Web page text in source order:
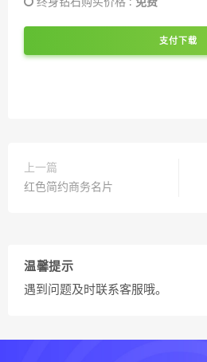
终身钻石购买价格 : 免费
支付下载
上一篇
红色简约商务名片
温馨提示
遇到问题及时联系客服哦。